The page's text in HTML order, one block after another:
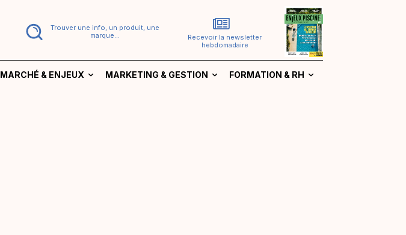
Trouver une info, un produit, une
marque...
Recevoir la newsletter
hebdomadaire
MARCHÉ & ENJEUX MARKETING & GESTION FORMATION & RH